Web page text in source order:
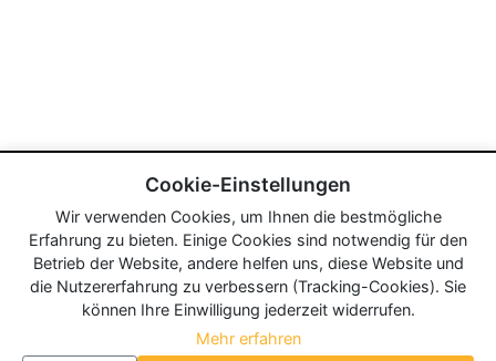
Cookie-Einstellungen
Wir verwenden Cookies, um Ihnen die bestmögliche
Erfahrung zu bieten. Einige Cookies sind notwendig für den
Betrieb der Website, andere helfen uns, diese Website und
die Nutzererfahrung zu verbessern (Tracking-Cookies). Sie
können Ihre Einwilligung jederzeit widerrufen.
Mehr erfahren